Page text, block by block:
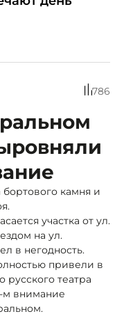
786
бортового камня и
участка от ул.
на ул.
в негодность.
привели в
русского театра
м внимание